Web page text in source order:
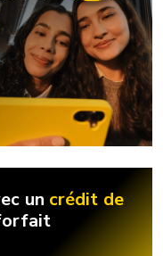
un crédit de